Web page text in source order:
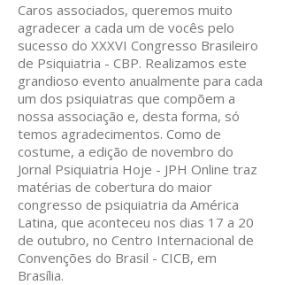
Caros associados, queremos muito
agradecer a cada um de vocês pelo
sucesso do XXXVI Congresso Brasileiro
de Psiquiatria - CBP. Realizamos este
grandioso evento anualmente para cada
um dos psiquiatras que compõem a
nossa associação e, desta forma, só
temos agradecimentos. Como de
costume, a edição de novembro do
Jornal Psiquiatria Hoje - JPH Online traz
matérias de cobertura do maior
congresso de psiquiatria da América
Latina, que aconteceu nos dias 17 a 20
de outubro, no Centro Internacional de
Convenções do Brasil - CICB, em
Brasília.